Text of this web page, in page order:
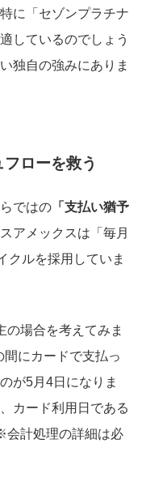
に「セゾンプラチナ
しているのでしょう
独自の強みにありま
ローを救う
ではの 「支払い猶予
アメックスは「毎月
クルを採用していま
の場合を考えてみま
にカードで支払っ
が5月4日になりま
カード利用日である
会計処理の詳細は必